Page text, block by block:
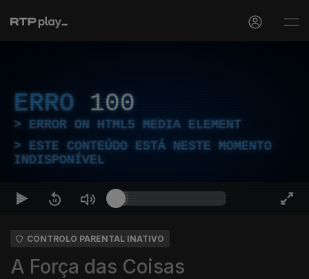
ERRO 100
ERROR ON HTML5 MEDIA ELEMENT
ESTE CONTEÚDO ESTÁ NESTE MOMENTO
INDISPONÍVEL
CONTROLO PARENTAL INATIVO
A Força das Coisas